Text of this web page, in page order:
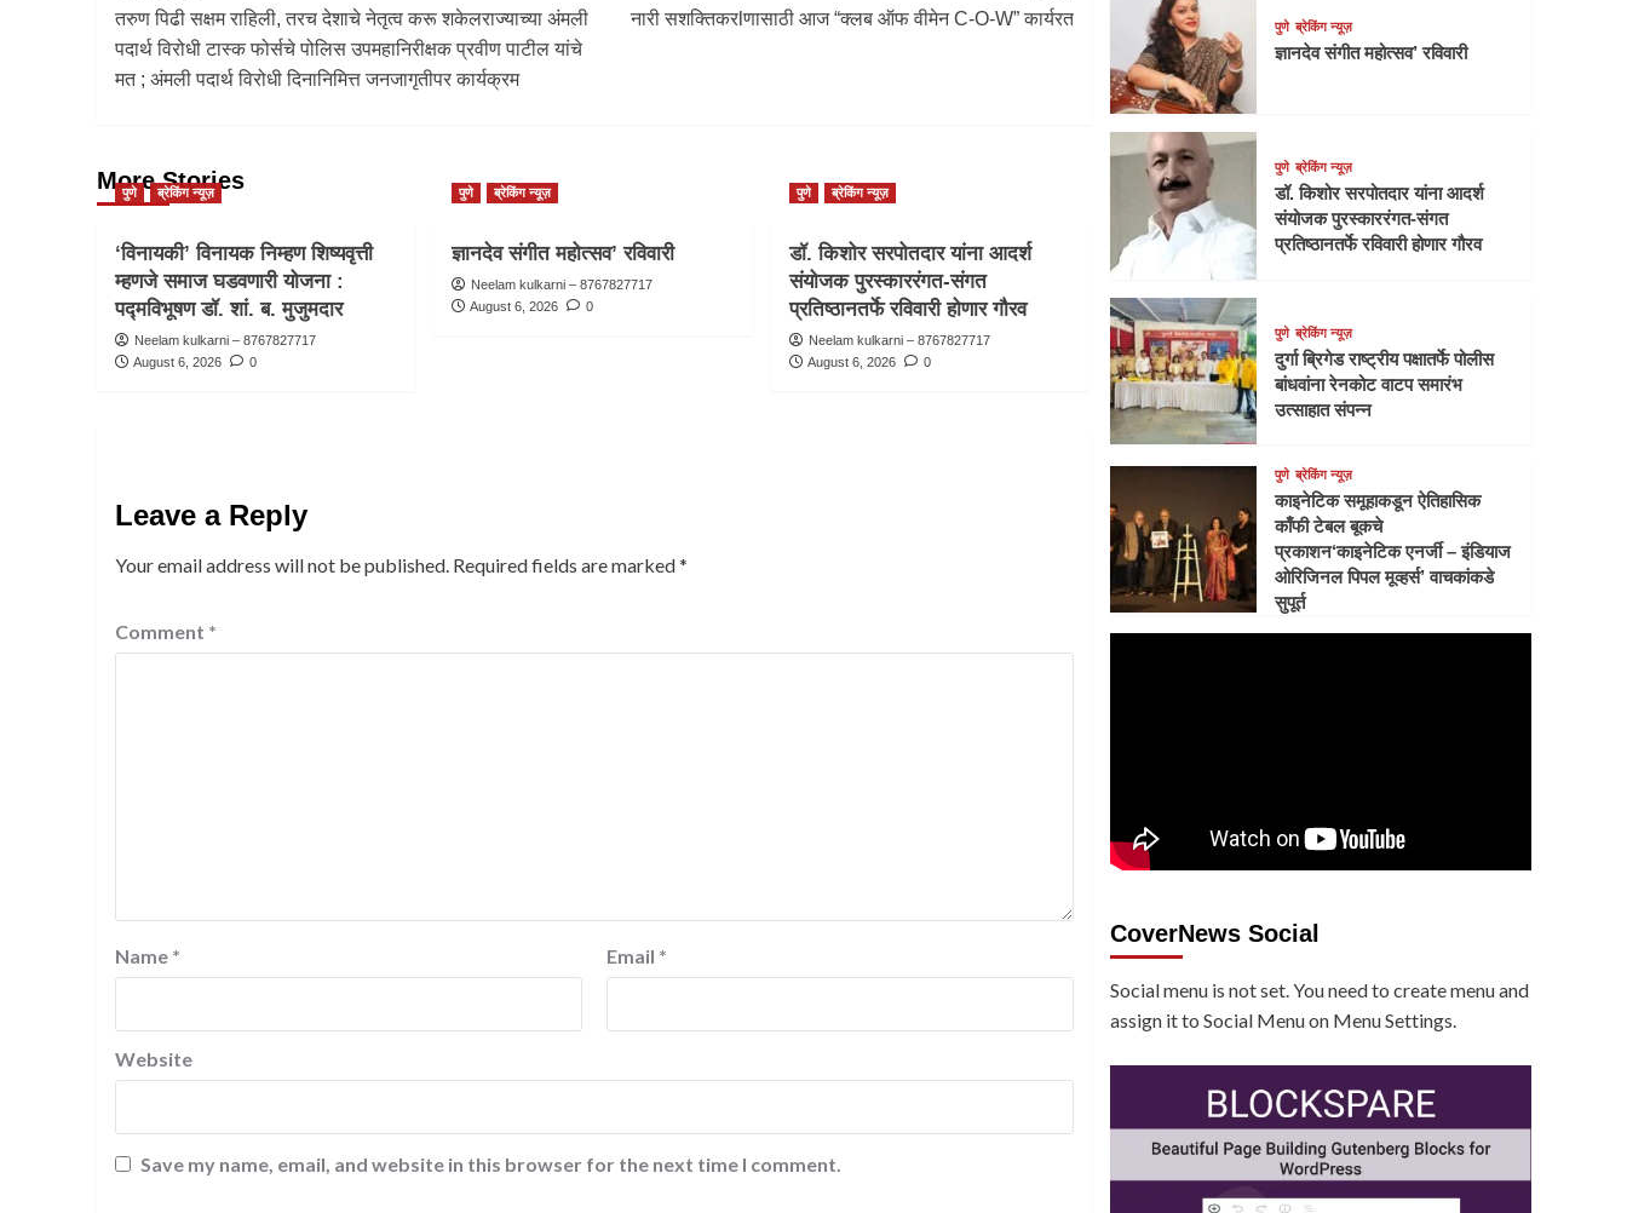
तरुण पिढी सक्षम राहिली, तरच देशाचे नेतृत्व करू शकेलराज्याच्या अंमली
पदार्थ विरोधी टास्क फोर्सचे पोलिस उपमहानिरीक्षक प्रवीण पाटील यांचे
मत ; अंमली पदार्थ विरोधी दिनानिमित्त जनजागृतीपर कार्यक्रम
नारी सशक्तिकरlणासाठी आज “क्लब ऑफ वीमेन C-O-W” कार्यरत
More Stories
पुणे ब्रेकिंग न्यूज़
‘विनायकी’ विनायक निम्हण शिष्यवृत्ती
म्हणजे समाज घडवणारी योजना :
पद्मविभूषण डॉ. शां. ब. मुजुमदार
Neelam kulkarni – 8767827717
August 6, 2026
0
पुणे ब्रेकिंग न्यूज़
ज्ञानदेव संगीत महोत्सव’ रविवारी
Neelam kulkarni – 8767827717
August 6, 2026
0
पुणे ब्रेकिंग न्यूज़
डॉ. किशोर सरपोतदार यांना आदर्श
संयोजक पुरस्काररंगत-संगत
प्रतिष्ठानतर्फे रविवारी होणार गौरव
Neelam kulkarni – 8767827717
August 6, 2026
0
Leave a Reply
Your email address will not be published. Required fields are marked*
Comment *
Name * Email *
Website
Save my name, email, and website in this browser for the next time I comment.
पुणे ब्रेकिंग न्यूज़
ज्ञानदेव संगीत महोत्सव’ रविवारी
पुणे ब्रेकिंग न्यूज़
डॉ. किशोर सरपोतदार यांना आदर्श
संयोजक पुरस्काररंगत-संगत
प्रतिष्ठानतर्फे रविवारी होणार गौरव
पुणे ब्रेकिंग न्यूज़
दुर्गा ब्रिगेड राष्ट्रीय पक्षातर्फे पोलीस
बांधवांना रेनकोट वाटप समारंभ
उत्साहात संपन्न
पुणे ब्रेकिंग न्यूज़
काइनेटिक समूहाकडून ऐतिहासिक
काँफी टेबल बूकचे
प्रकाशन‘काइनेटिक एनर्जी – इंडियाज
ओरिजिनल पिपल मूव्हर्स’ वाचकांकडे
सुपूर्त
CoverNews Social
Social menu is not set. You need to create menu and
assign it to Social Menu on Menu Settings.